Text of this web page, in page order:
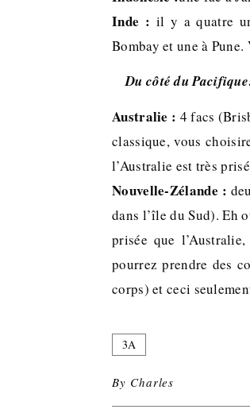
Inde : il y a quatre
Bombay et une à
Du côté du
Australie : 4 facs
classique, vous
l’Australie est très
Nouvelle-Zélande :
dans l’île du Sud). Eh
prisée que
pourrez prendre des
corps) et ceci
3A
By Charles